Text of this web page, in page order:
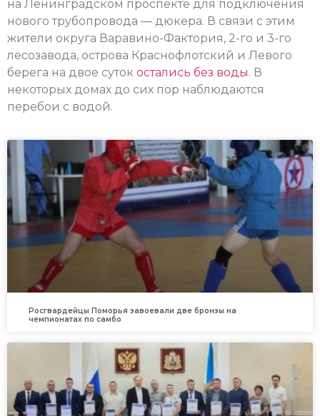
на Ленинградском проспекте для подключения
нового трубопровода — дюкера. В связи с этим
жители округа Варавино-Фактория, 2-го и 3-го
лесозавода, острова Краснофлотский и Левого
берега на двое суток остались без воды. В
некоторых домах до сих пор наблюдаются
перебои с водой.
Росгвардейцы Поморья завоевали две бронзы на
чемпионатах по самбо